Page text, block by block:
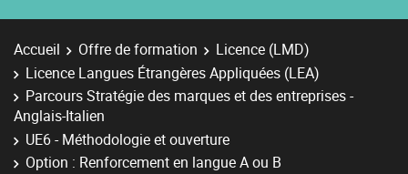
Accueil Offre de formation
Licence (LMD)
Licence Langues Étrangères Appliquées (LEA)
Parcours Stratégie des marques et des entreprises -
Anglais-Italien
UE6 - Méthodologie et ouverture
Option : Renforcement en langue A ou B